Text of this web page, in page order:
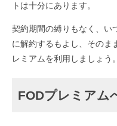
トは十分にあります。
契約期間の縛りもなく、い
に解約するもよし、そのま
レミアムを利用しましょう。
FODプレミアム